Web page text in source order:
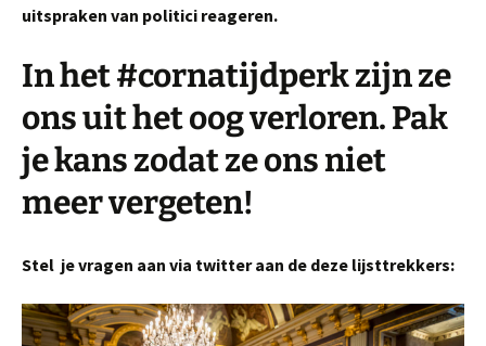
uitspraken van politici reageren.
In het #cornatijdperk zijn ze
ons uit het oog verloren. Pak
je kans zodat ze ons niet
meer vergeten!
Stel je vragen aan via twitter aan de deze lijsttrekkers: